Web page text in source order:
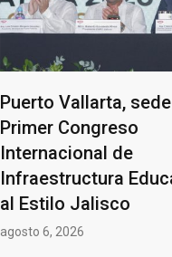
Puerto Vallarta,
Primer Congreso
Internacional de
Infraestructura
al Estilo Jalisco
agosto 6, 2026